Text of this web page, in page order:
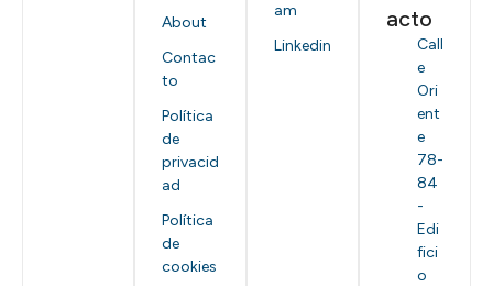
About
Contac
to
Política
de
privacid
ad
Política
de
cookies
am
Linkedin
acto
Call
e
Ori
ent
e
78-
84
-
Edi
fici
o